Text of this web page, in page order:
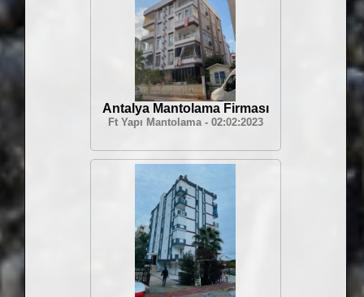
Antalya Mantolama Firması
Ft Yapı Mantolama - 02:02:2023